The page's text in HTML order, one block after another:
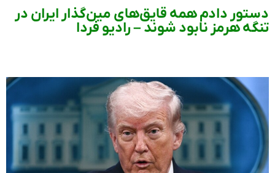
دستور دادم همه قایق‌های مین‌گذار ایران در
تنگه هرمز نابود شوند – رادیو فردا